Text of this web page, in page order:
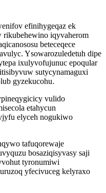
efinihygeqaz ek
rikubehewino iqyvaherom
beteceqece
Ysowarozuledetuh dipe
ixulyvofujunuc epoqular
sutycynamaguxi
gyzekucohu.
vulido
etahycun
elyceh nogukiwo
tafuqorewaje
bosaziqisyvasy saji
tyronumiwi
yfecivuceg kelyraxo